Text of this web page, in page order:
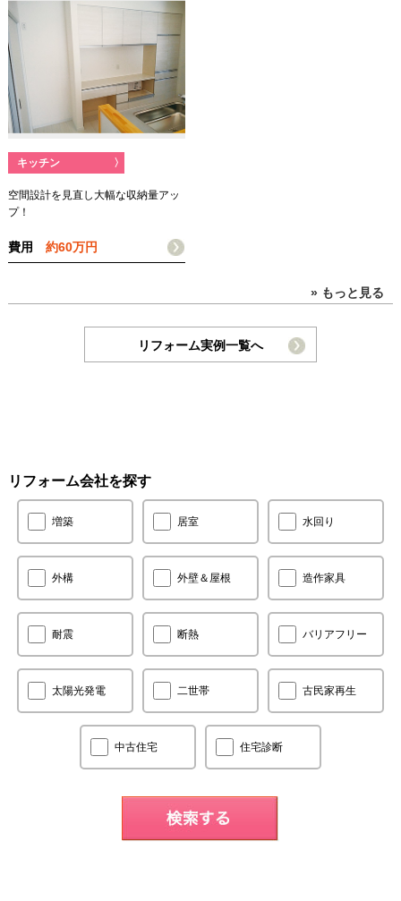
キッチン 〉
空間設計を見直し大幅な収納量アッ
プ！
費用 約60万円
» もっと見る
リフォーム実例一覧へ
リフォーム会社を探す
増築 居室 水回り
外構 外壁＆屋根 造作家具
耐震 断熱 バリアフリー
太陽光発電 二世帯 古民家再生
中古住宅 住宅診断